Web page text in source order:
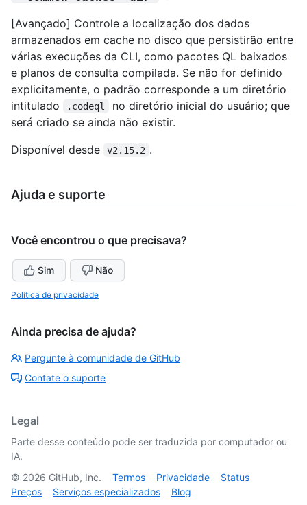
[Avançado] Controle a localização dos dados
armazenados em cache no disco que persistirão entre
várias execuções da CLI, como pacotes QL baixados
e planos de consulta compilada. Se não for definido
explicitamente, o padrão corresponde a um diretório
intitulado
.codeql
no diretório inicial do usuário; que
será criado se ainda não existir.
Disponível desde
v2.15.2 .
Ajuda e suporte
Você encontrou o que precisava?
Sim Não
Política de privacidade
Ainda precisa de ajuda?
Pergunte à comunidade de GitHub
Contate o suporte
Legal
Parte desse conteúdo pode ser traduzida por computador ou
IA.
© 2026 GitHub, Inc. Termos Privacidade
Status
Preços
Serviços especializados Blog